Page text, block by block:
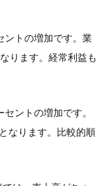
ントの増加です。業
ります。経常利益も
ントの増加です。
なります。比較的順